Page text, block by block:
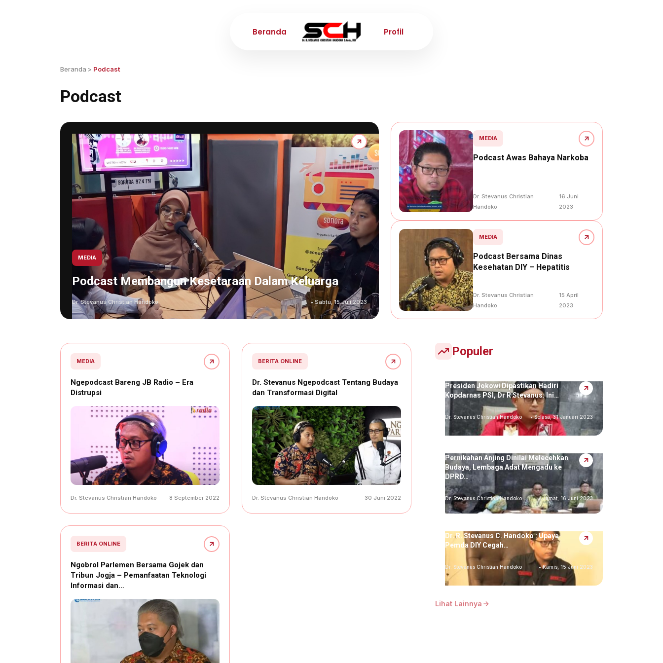
Beranda Profil
Beranda > Podcast
Podcast
MEDIA
Podcast Membangun Kesetaraan Dalam Keluarga
Dr. Stevanus Christian Handoko • Sabtu, 15 Juli 2023
MEDIA
Podcast Awas Bahaya Narkoba
Dr. Stevanus Christian
Handoko
16 Juni
2023
MEDIA
Podcast Bersama Dinas
Kesehatan DIY – Hepatitis
Dr. Stevanus Christian
Handoko
15 April
2023
MEDIA
Ngepodcast Bareng JB Radio – Era
Distrupsi
Dr. Stevanus Christian Handoko 8 September 2022
BERITA ONLINE
Dr. Stevanus Ngepodcast Tentang Budaya
dan Transformasi Digital
Dr. Stevanus Christian Handoko 30 Juni 2022
BERITA ONLINE
Ngobrol Parlemen Bersama Gojek dan
Tribun Jogja – Pemanfaatan Teknologi
Informasi dan…
Populer
Presiden Jokowi Dipastikan Hadiri
Kopdarnas PSI, Dr R Stevanus: Ini…
Dr. Stevanus Christian Handoko • Selasa, 31 Januari 2023
Pernikahan Anjing Dinilai Melecehkan
Budaya, Lembaga Adat Mengadu ke
DPRD…
Dr. Stevanus Christian Handoko • Jumat, 16 Juni 2023
Dr. R. Stevanus C. Handoko : Upaya
Pemda DIY Cegah…
Dr. Stevanus Christian Handoko • Kamis, 15 Juni 2023
Lihat Lainnya